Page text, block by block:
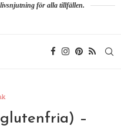
för alla tillfällen.
–